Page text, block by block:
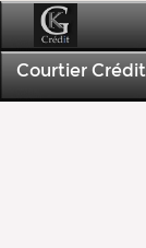
Courtier